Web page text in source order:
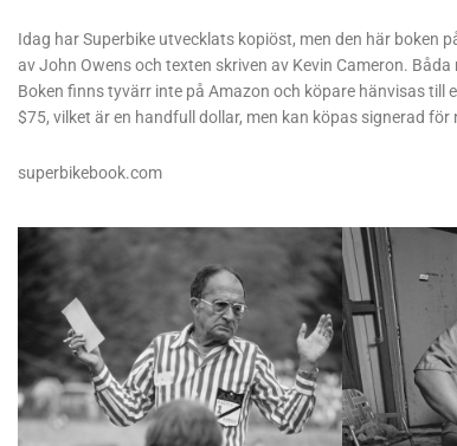
Idag har Superbike utvecklats kopiöst, men den här boken
av John Owens och texten skriven av Kevin Cameron.
Boken finns tyvärr inte på Amazon och köpare hänvisas till
$75, vilket är en handfull dollar, men kan köpas signerad för
superbikebook.com